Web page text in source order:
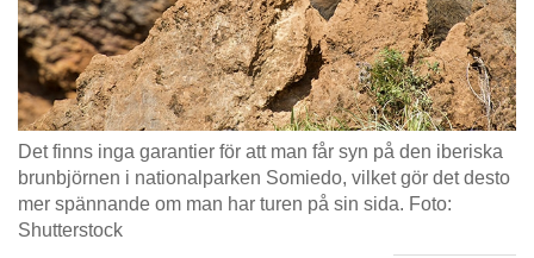
Det finns inga garantier för att man får syn på den iberiska
brunbjörnen i nationalparken Somiedo, vilket gör det desto
mer spännande om man har turen på sin sida. Foto:
Shutterstock